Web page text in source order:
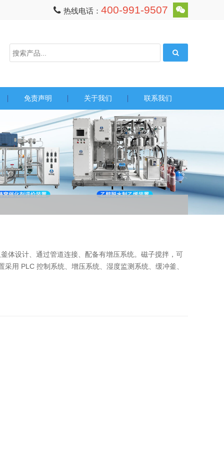
热线电话： 400-991-9507
免责声明 关于我们 联系我们
体设计、通过管道连接、配备有增压系统。磁子搅拌，可
用 PLC 控制系统、增压系统、湿度监测系统、缓冲釜、